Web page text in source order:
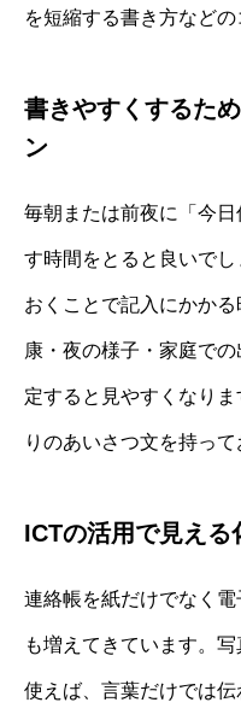
を短縮する書き方などの
書きやすくするた
ン
毎朝または前夜に「今
す時間をとると良いで
おくことで記入にかか
康・夜の様子・家庭で
定すると見やすくなり
りのあいさつ文を持っ
ICTの活用で見え
連絡帳を紙だけでなく
も増えてきています。
使えば、言葉だけでは